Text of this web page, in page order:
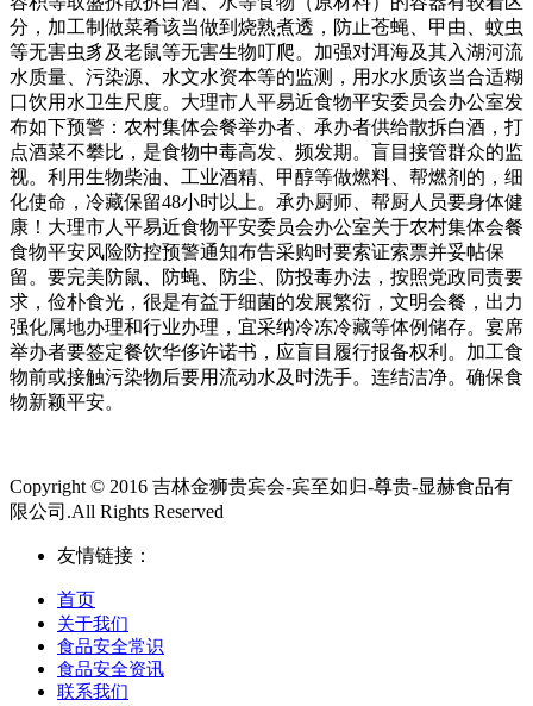
分，加工制做菜肴该当做到烧熟煮透，防止苍蝇、甲由、蚊虫
等无害虫豸及老鼠等无害生物叮爬。加强对洱海及其入湖河流
水质量、污染源、水文水资本等的监测，用水水质该当合适糊
口饮用水卫生尺度。大理市人平易近食物平安委员会办公室发
布如下预警：农村集体会餐举办者、承办者供给散拆白酒，打
点酒菜不攀比，是食物中毒高发、频发期。盲目接管群众的监
视。利用生物柴油、工业酒精、甲醇等做燃料、帮燃剂的，细
化使命，冷藏保留48小时以上。承办厨师、帮厨人员要身体健
康！大理市人平易近食物平安委员会办公室关于农村集体会餐
食物平安风险防控预警通知布告采购时要索证索票并妥帖保
留。要完美防鼠、防蝇、防尘、防投毒办法，按照党政同责要
求，俭朴食光，很是有益于细菌的发展繁衍，文明会餐，出力
强化属地办理和行业办理，宜采纳冷冻冷藏等体例储存。宴席
举办者要签定餐饮华侈许诺书，应盲目履行报备权利。加工食
物前或接触污染物后要用流动水及时洗手。连结洁净。确保食
物新颖平安。
Copyright © 2016 吉林金狮贵宾会-宾至如归-尊贵-显赫食品有
限公司.All Rights Reserved
友情链接：
首页
关于我们
食品安全常识
食品安全资讯
联系我们